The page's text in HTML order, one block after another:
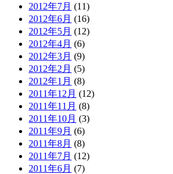
2012年7月 (11)
2012年6月 (16)
2012年5月 (12)
2012年4月 (6)
2012年3月 (9)
2012年2月 (5)
2012年1月 (8)
2011年12月 (12)
2011年11月 (8)
2011年10月 (3)
2011年9月 (6)
2011年8月 (8)
2011年7月 (12)
2011年6月 (7)